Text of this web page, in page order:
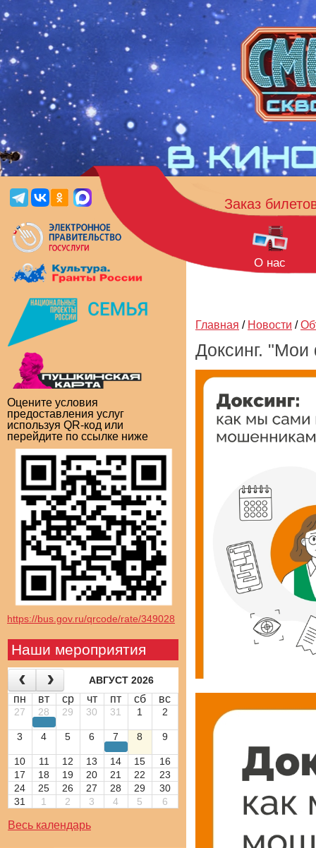
Оцените условия
предоставления услуг
используя QR-код или
перейдите по ссылке ниже
https://bus.gov.ru/qrcode/rate/349028
Наши мероприятия
АВГУСТ 2026
пн вт ср чт пт сб вс
27 28 29 30 31 1 2
3 4 5 6 7 8 9
10 11 12 13 14 15
16
17
18 19 20 21 22
23
24
25 26 27 28 29
30
31
1 2 3 4 5 6
Весь календарь
Заказ
О нас
Главная / Новости /
Доксинг.